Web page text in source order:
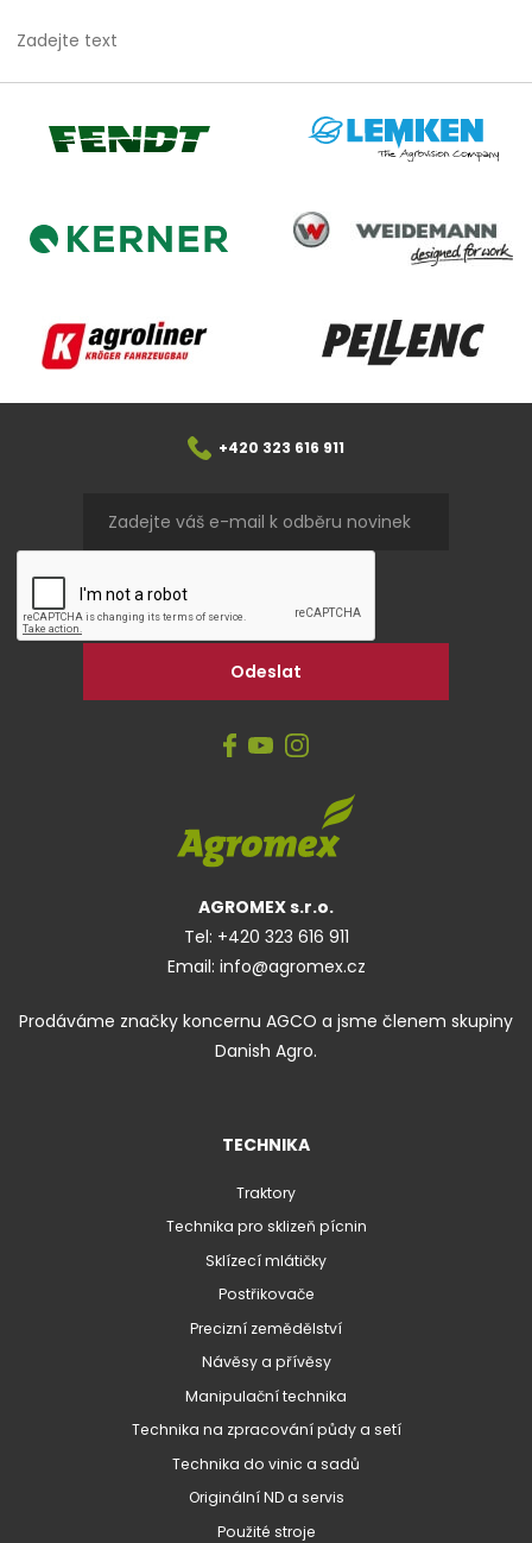
Zadejte text
Fendt Lemken
Kerner
Weidemann
Agroliner Pellenc
+420 323 616 911
AGROMEX s.r.o.
Tel: +420 323 616 911
Email: info@agromex.cz
Prodáváme značky koncernu AGCO a jsme členem skupiny
Danish Agro.
TECHNIKA
Traktory
Technika pro sklizeň pícnin
Sklízecí mlátičky
Postřikovače
Precizní zemědělství
Návěsy a přívěsy
Manipulační technika
Technika na zpracování půdy a setí
Technika do vinic a sadů
Originální ND a servis
Použité stroje